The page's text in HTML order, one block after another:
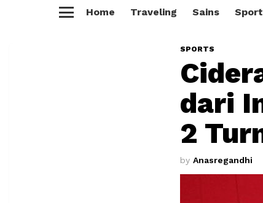
Home Traveling Sains
SPORTS
dari
2
by Anasregandhi